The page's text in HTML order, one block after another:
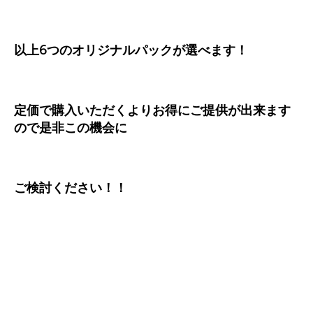
以上6つのオリジナルパックが選べます！
定価で購入いただくよりお得にご提供が出来ます
ので是非この機会に
ご検討ください！！